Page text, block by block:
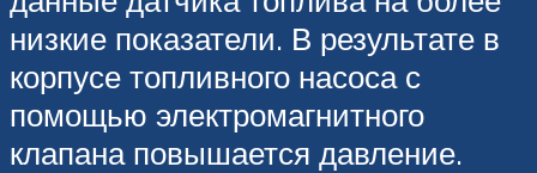
низкие показатели. В результате в
корпусе топливного насоса с
помощью электромагнитного
клапана повышается давление.